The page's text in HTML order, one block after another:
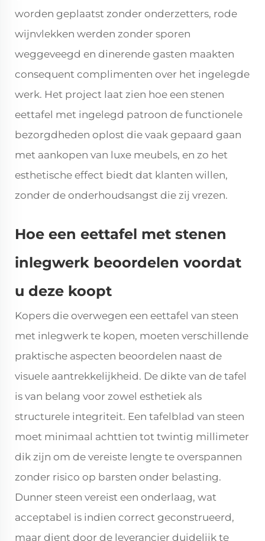
worden geplaatst zonder onderzetters, rode
wijnvlekken werden zonder sporen
weggeveegd en dinerende gasten maakten
consequent complimenten over het ingelegde
werk. Het project laat zien hoe een stenen
eettafel met ingelegd patroon de functionele
bezorgdheden oplost die vaak gepaard gaan
met aankopen van luxe meubels, en zo het
esthetische effect biedt dat klanten willen,
zonder de onderhoudsangst die zij vrezen.
Hoe een eettafel met stenen
inlegwerk beoordelen voordat
u deze koopt
Kopers die overwegen een eettafel van steen
met inlegwerk te kopen, moeten verschillende
praktische aspecten beoordelen naast de
visuele aantrekkelijkheid. De dikte van de tafel
is van belang voor zowel esthetiek als
structurele integriteit. Een tafelblad van steen
moet minimaal achttien tot twintig millimeter
dik zijn om de vereiste lengte te overspannen
zonder risico op barsten onder belasting.
Dunner steen vereist een onderlaag, wat
acceptabel is indien correct geconstrueerd,
maar dient door de leverancier duidelijk te